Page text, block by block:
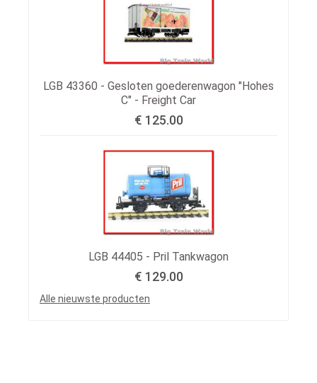
LGB 43360 - Gesloten goederenwagon "Hohes
C" - Freight Car
€ 125.00
LGB 44405 - Pril Tankwagon
€ 129.00
Alle nieuwste producten